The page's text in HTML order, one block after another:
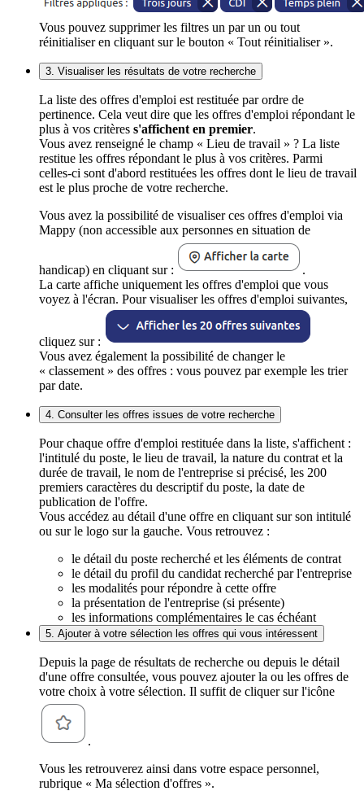
Vous pouvez supprimer les filtres un par un ou tout
réinitialiser en cliquant sur le bouton « Tout réinitialiser ».
3. Visualiser les résultats de votre recherche
La liste des offres d'emploi est restituée par ordre de
pertinence. Cela veut dire que les offres d'emploi répondant le
plus à vos critères s'affichent en premier.
Vous avez renseigné le champ « Lieu de travail » ? La liste
restitue les offres répondant le plus à vos critères. Parmi
celles-ci sont d'abord restituées les offres dont le lieu de travail
est le plus proche de votre recherche.
Vous avez la possibilité de visualiser ces offres d'emploi via
Mappy (non accessible aux personnes en situation de
handicap) en cliquant sur :
.
La carte affiche uniquement les offres d'emploi que vous
voyez à l'écran. Pour visualiser les offres d'emploi suivantes,
cliquez sur :
Vous avez également la possibilité de changer le
« classement » des offres : vous pouvez par exemple les trier
par date.
4. Consulter les offres issues de votre recherche
Pour chaque offre d'emploi restituée dans la liste, s'affichent :
l'intitulé du poste, le lieu de travail, la nature du contrat et la
durée de travail, le nom de l'entreprise si précisé, les 200
premiers caractères du descriptif du poste, la date de
publication de l'offre.
Vous accédez au détail d'une offre en cliquant sur son intitulé
ou sur le logo sur la gauche. Vous retrouvez :
le détail du poste recherché et les éléments de contrat
le détail du profil du candidat recherché par l'entreprise
les modalités pour répondre à cette offre
la présentation de l'entreprise (si présente)
les informations complémentaires le cas échéant
5. Ajouter à votre sélection les offres qui vous intéressent
Depuis la page de résultats de recherche ou depuis le détail
d'une offre consultée, vous pouvez ajouter la ou les offres de
votre choix à votre sélection. Il suffit de cliquer sur l'icône
.
Vous les retrouverez ainsi dans votre espace personnel,
rubrique « Ma sélection d'offres ».